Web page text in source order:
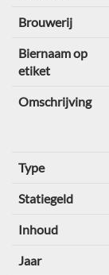
Brouwerij
Biernaam op
etiket
Omschrijving
Type
Statiegeld
Inhoud
Jaar